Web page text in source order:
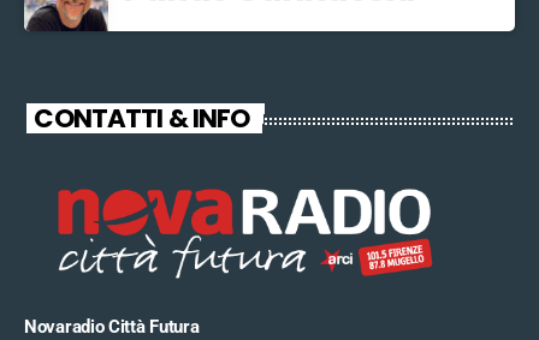
CONTATTI & INFO
Novaradio Città Futura